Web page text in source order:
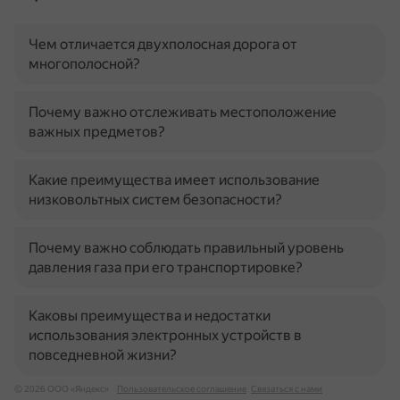
Чем отличается двухполосная дорога от
многополосной?
Почему важно отслеживать местоположение
важных предметов?
Какие преимущества имеет использование
низковольтных систем безопасности?
Почему важно соблюдать правильный уровень
давления газа при его транспортировке?
Каковы преимущества и недостатки
использования электронных устройств в
повседневной жизни?
© 2026 ООО «Яндекс» Пользовательское соглашение Связаться с нами